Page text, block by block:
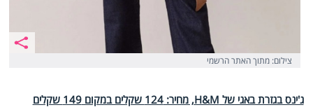
צילום: מתוך האתר הרשמי
ג'ינס בגזרת באגי של H&M, מחיר: 124 שקלים במקום 149 שקלים